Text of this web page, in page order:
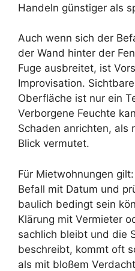
Handeln günstiger als
Auch wenn sich der
der Wand hinter der
Fuge ausbreitet, ist
Improvisation.
Oberfläche ist nur ein
Verborgene Feuchte
Schaden anrichten, als
Blick vermutet.
Für Mietwohnungen
Befall mit Datum und
baulich bedingt sein
Klärung mit Vermieter
sachlich bleibt und die
beschreibt, kommt oft
als mit bloßem